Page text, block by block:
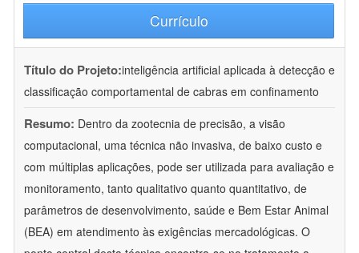
Currículo
Título do Projeto:inteligência artificial aplicada à detecção e
classificação comportamental de cabras em confinamento
Resumo: Dentro da zootecnia de precisão, a visão
computacional, uma técnica não invasiva, de baixo custo e
com múltiplas aplicações, pode ser utilizada para avaliação e
monitoramento, tanto qualitativo quanto quantitativo, de
parâmetros de desenvolvimento, saúde e Bem Estar Animal
(BEA) em atendimento às exigências mercadológicas. O